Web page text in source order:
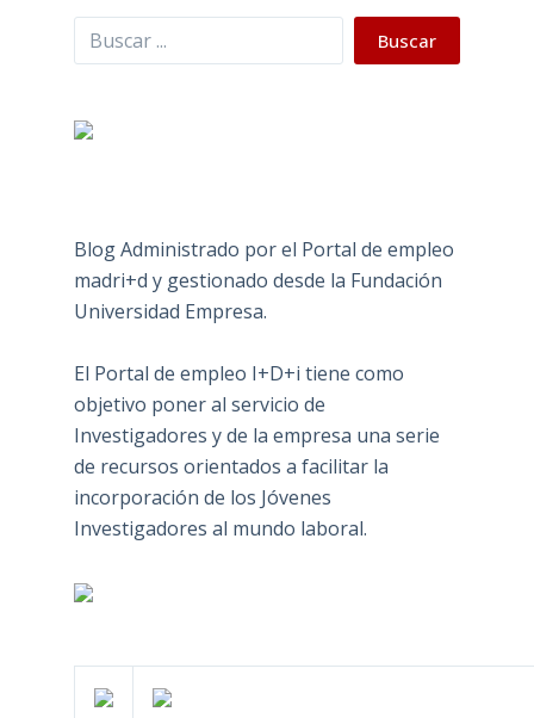
Buscar Buscar
Blog Administrado por el Portal de empleo
madri+d y gestionado desde la Fundación
Universidad Empresa.
El Portal de empleo I+D+i tiene como
objetivo poner al servicio de
Investigadores y de la empresa una serie
de recursos orientados a facilitar la
incorporación de los Jóvenes
Investigadores al mundo laboral.